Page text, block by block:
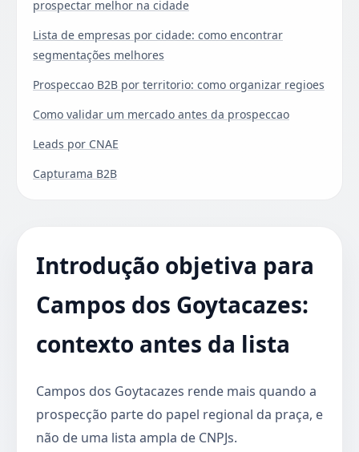
prospectar melhor na cidade
Lista de empresas por cidade: como encontrar
segmentações melhores
Prospeccao B2B por territorio: como organizar regioes
Como validar um mercado antes da prospeccao
Leads por CNAE
Capturama B2B
Introdução objetiva para
Campos dos Goytacazes:
contexto antes da lista
Campos dos Goytacazes rende mais quando a
prospecção parte do papel regional da praça, e
não de uma lista ampla de CNPJs.